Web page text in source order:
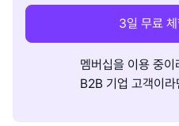
3일 무료
멤버십을 이용 중이
B2B 기업 고객이라